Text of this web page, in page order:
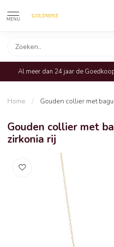
MENU
Al meer dan 24 jaar de
Home / Gouden collier met
Gouden collier met
zirkonia rij